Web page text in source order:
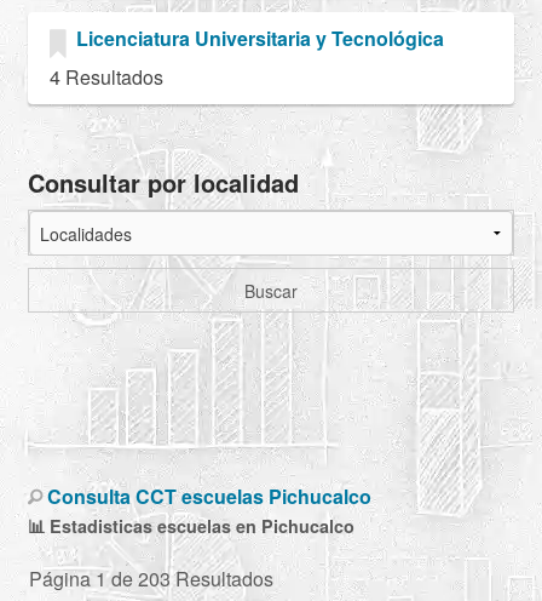
Licenciatura Universitaria y Tecnológica
4 Resultados
Consultar por localidad
Buscar
Consulta CCT escuelas Pichucalco
📊 Estadisticas escuelas en Pichucalco
Página 1 de 203 Resultados